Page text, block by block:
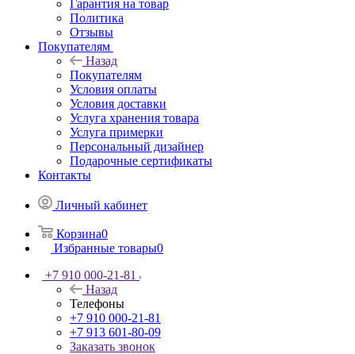
Гарантия на товар
Политика
Отзывы
Покупателям
Назад
Покупателям
Условия оплаты
Условия доставки
Услуга хранения товара
Услуга примерки
Персональный дизайнер
Подарочные сертификаты
Контакты
Личный кабинет
Корзина0
Избранные товары0
+7 910 000-21-81
Назад
Телефоны
+7 910 000-21-81
+7 913 601-80-09
Заказать звонок